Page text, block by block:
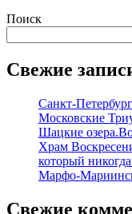
Поиск
Свежие
Санкт-
Московские
Шацкие
Храм
который
Марфо-
Свежие